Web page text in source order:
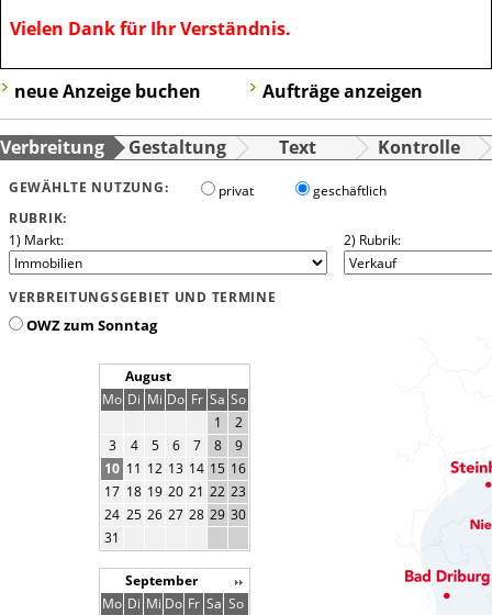
Vielen Dank für Ihr Verständnis.
neue Anzeige buchen Aufträge anzeigen
Verbreitung Gestaltung Text Kontrolle
GEWÄHLTE NUTZUNG: privat
geschäftlich
RUBRIK:
1) Markt:
2) Rubrik:
VERBREITUNGSGEBIET UND TERMINE
OWZ zum Sonntag
August
Mo Di Mi Do Fr Sa So
1
2
3
4 5 6 7 8
9
10 11 12 13 14 15 16
17 18 19 20 21 22 23
24 25 26 27 28 29 30
31
September
Mo Di Mi Do Fr Sa So